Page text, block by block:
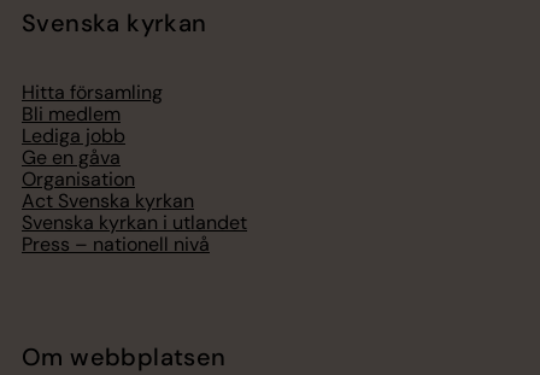
Svenska kyrkan
Hitta församling
Bli medlem
Lediga jobb
Ge en gåva
Organisation
Act Svenska kyrkan
Svenska kyrkan i utlandet
Press – nationell nivå
Om webbplatsen